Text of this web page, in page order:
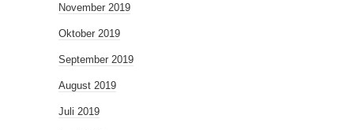
November 2019
Oktober 2019
September 2019
August 2019
Juli 2019